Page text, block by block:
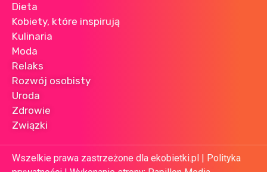
Dieta
Kobiety, które inspirują
Kulinaria
Moda
Relaks
Rozwój osobisty
Uroda
Zdrowie
Związki
Wszelkie prawa zastrzeżone dla ekobietki.pl |
Polityka